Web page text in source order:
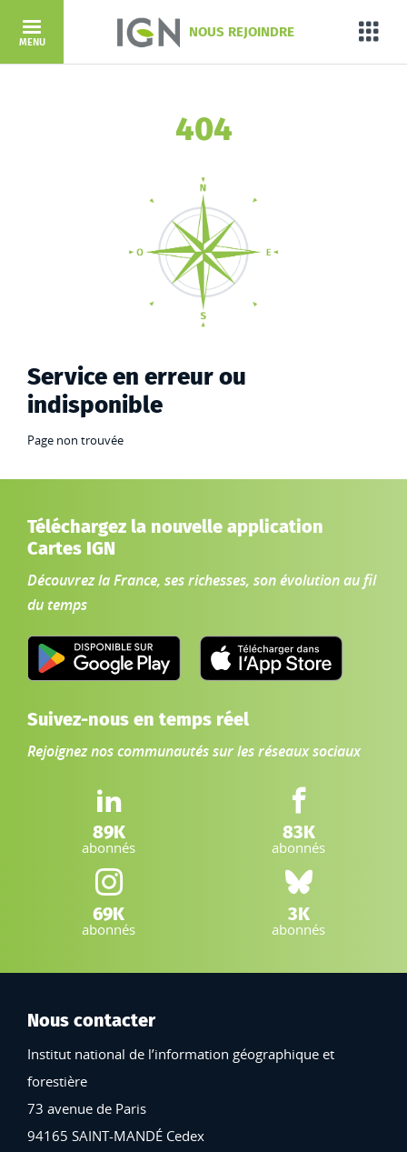
Aller au contenu principal
NOUS REJOINDRE
MENU
404
Service en erreur ou
indisponible
Page non trouvée
Téléchargez la nouvelle application
Cartes IGN
Découvrez la France, ses richesses, son évolution au fil
du temps
Suivez-nous en temps réel
Rejoignez nos communautés sur les réseaux sociaux
LinkedIn IGN :
89K
abonnés
Facebook IGN :
83K
abonnés
Instagram IGN :
69K
abonnés
Bluesky :
3K
abonnés
Nous contacter
Institut national de l’information géographique et
forestière
73 avenue de Paris
94165 SAINT-MANDÉ Cedex